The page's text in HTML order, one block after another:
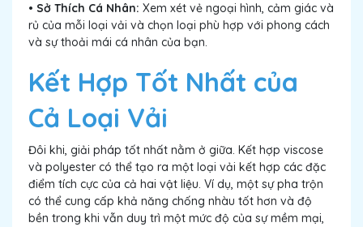
• Sở Thích Cá Nhân: Xem xét vẻ ngoại hình, cảm giác và
rủ của mỗi loại vải và chọn loại phù hợp với phong cách
và sự thoải mái cá nhân của bạn.
Kết Hợp Tốt Nhất của
Cả Loại Vải
Đôi khi, giải pháp tốt nhất nằm ở giữa. Kết hợp viscose
và polyester có thể tạo ra một loại vải kết hợp các đặc
điểm tích cực của cả hai vật liệu. Ví dụ, một sự pha trộn
có thể cung cấp khả năng chống nhàu tốt hơn và độ
bền trong khi vẫn duy trì một mức độ của sự mềm mại,